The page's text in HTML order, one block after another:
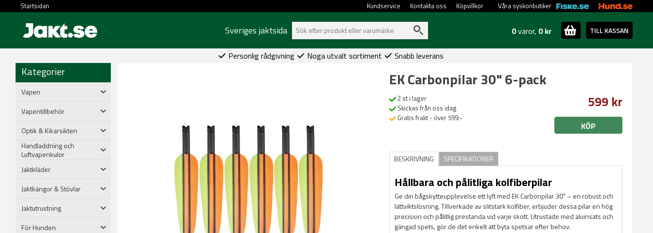
Startsidan Våra syskonbutiker
Köpvillkor
Kontakta oss
Kundservice
Sveriges jaktsida 0varor, 0 kr TILL KASSAN
Personlig rådgivning Noga utvalt sortiment Snabb leverans
Kategorier
Vapen
Vapentillbehör
Optik & Kikarsikten
Handladdning och
Luftvapenkulor
Jaktkläder
Jaktkängor & Stövlar
Jaktutrustning
För Hunden
EK Carbonpilar 30" 6-pack
2 st i lager
Skickas från oss idag
Gratis frakt - över 599:-
599 kr
KÖP
BESKRIVNING SPECIFIKATIONER
Hållbara och pålitliga kolfiberpilar
Ge din bågskytteupplevelse ett lyft med EK Carbonpilar 30" – en robust och
lättviktslösning. Tillverkade av slitstark kolfiber, erbjuder dessa pilar en hög
precision och pålitlig prestanda vid varje skott. Utrustade med aluinsats och
gängad spets, gör de det enkelt att byta spetsar efter behov.